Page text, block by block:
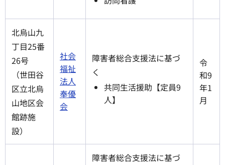
北烏山九
丁目25番
26号
（世田谷
区立北烏
山地区会
館跡施
設）
社会
福祉
法人
奉優
会
障害者総合支援法に基づ
く
共同生活援助【定員9
人】
令
和9
年1
月
障害者総合支援法に基づ